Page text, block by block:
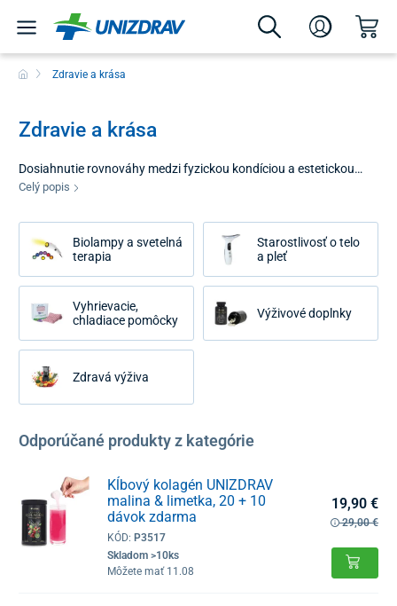
Zdravie a krása
Zdravie a krása
Dosiahnutie rovnováhy medzi fyzickou kondíciou a estetickou
pohodou je základom spokojného a aktívneho života. Sekcia
pomôžu starať sa o váš organizmus zvnútra aj zvonku. Naším
cieľom je sprístupniť moderné postupy domácej starostlivosti,
svetelnej terapie a kvalitnej výživy každému, kto chce aktívne
pristupovať k svojej vitalite a dlhodobej prevencii.
Celý popis
Biolampy a svetelná
terapia
Starostlivosť o telo
a pleť
Vyhrievacie,
chladiace pomôcky
Výživové doplnky
Zdravá výživa
Odporúčané produkty z kategórie
Kĺbový kolagén UNIZDRAV
malina & limetka, 20 + 10
dávok zdarma
KÓD: P3517
Skladom >10ks
Môžete mať 11.08
19,90 €
29,00 €